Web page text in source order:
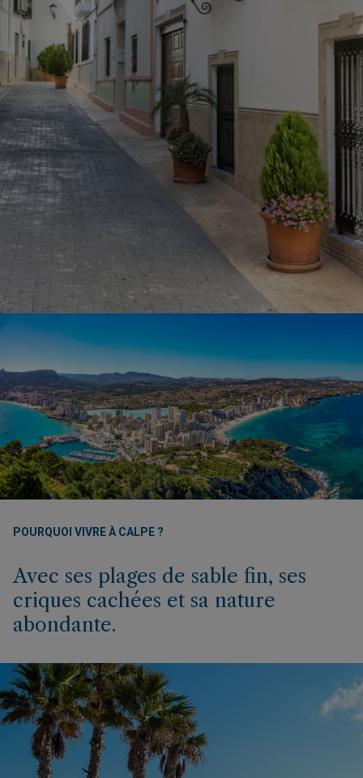
POURQUOI VIVRE À CALPE ?
Avec ses plages de sable fin, ses
criques cachées et sa nature
abondante.